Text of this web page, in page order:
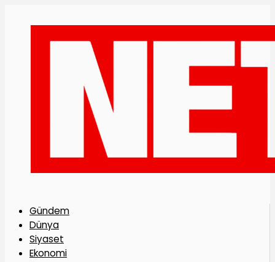
Gündem
Dünya
Siyaset
Ekonomi